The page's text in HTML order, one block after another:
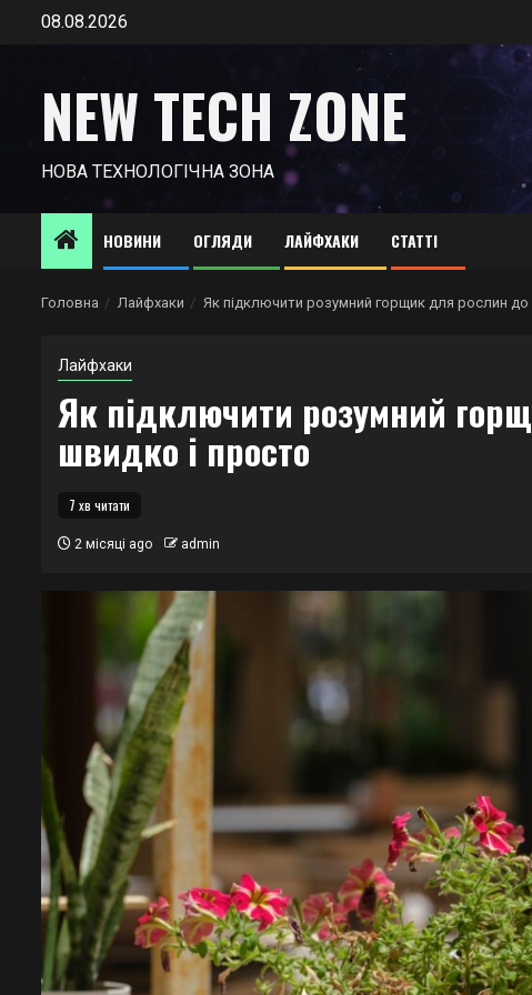
08.08.2026
NEW TECH ZONE
НОВА ТЕХНОЛОГІЧНА ЗОНА
НОВИНИ ОГЛЯДИ ЛАЙФХАКИ СТАТТІ
Головна Лайфхаки Як підключити розумний горщик для рослин
Лайфхаки
Як підключити розумний
швидко і просто
7 хв читати
2 місяці ago admin